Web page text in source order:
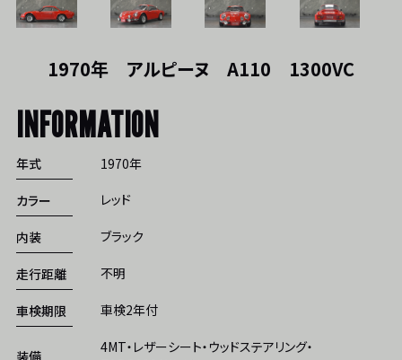
1970年 アルピーヌ A110 1300VC
INFORMATION
年式 1970年
カラー レッド
内装 ブラック
走行距離 不明
車検期限 車検2年付
4MT・レザーシート・ウッドステアリング・